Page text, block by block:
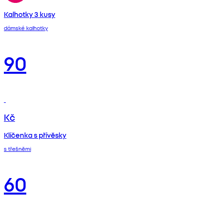
Kalhotky 3 kusy
dámské kalhotky
90
Kč
Klíčenka s přívěsky
s třešněmi
60